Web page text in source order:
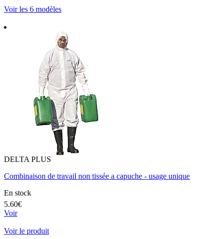
Voir les 6 modèles
DELTA PLUS
Combinaison de travail non tissée a capuche - usage unique
En stock
5.60€
Voir
Voir le produit